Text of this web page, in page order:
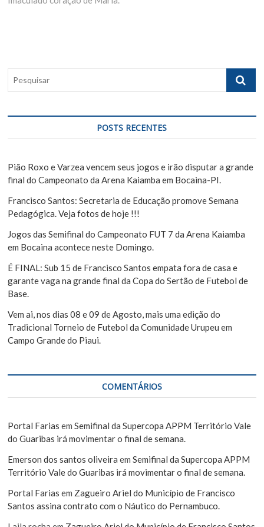
ã
o
P
o
s
t
t
:
:
q
i
a
POSTS RECENTES
Pião Roxo e Varzea vencem seus jogos e irão disputar a grande
final do Campeonato da Arena Kaiamba em Bocaina-PI.
Francisco Santos: Secretaria de Educação promove Semana
Pedagógica. Veja fotos de hoje !!!
Jogos das Semifinal do Campeonato FUT 7 da Arena Kaiamba
em Bocaina acontece neste Domingo.
É FINAL: Sub 15 de Francisco Santos empata fora de casa e
garante vaga na grande final da Copa do Sertão de Futebol de
Base.
Vem ai, nos dias 08 e 09 de Agosto, mais uma edição do
Tradicional Torneio de Futebol da Comunidade Urupeu em
Campo Grande do Piaui.
COMENTÁRIOS
Portal Farias emSemifinal da Supercopa APPM Território Vale
do Guaribas irá movimentar o final de semana.
Emerson dos santos oliveira emSemifinal da Supercopa APPM
Território Vale do Guaribas irá movimentar o final de semana.
Portal Farias em Zagueiro Ariel do Município de Francisco
Santos assina contrato com o Náutico do Pernambuco.